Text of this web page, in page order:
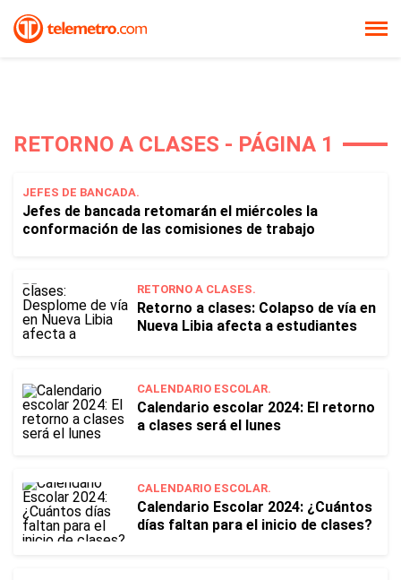
RETORNO A CLASES - PÁGINA 1
JEFES DE BANCADA.
Jefes de bancada retomarán el miércoles la
conformación de las comisiones de trabajo
RETORNO A CLASES.
Retorno a clases: Colapso de vía en
Nueva Libia afecta a estudiantes
CALENDARIO ESCOLAR.
Calendario escolar 2024: El retorno
a clases será el lunes
CALENDARIO ESCOLAR.
Calendario Escolar 2024: ¿Cuántos
días faltan para el inicio de clases?